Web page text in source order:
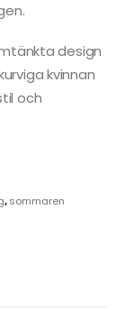
design
kvinnan
och
,sommaren